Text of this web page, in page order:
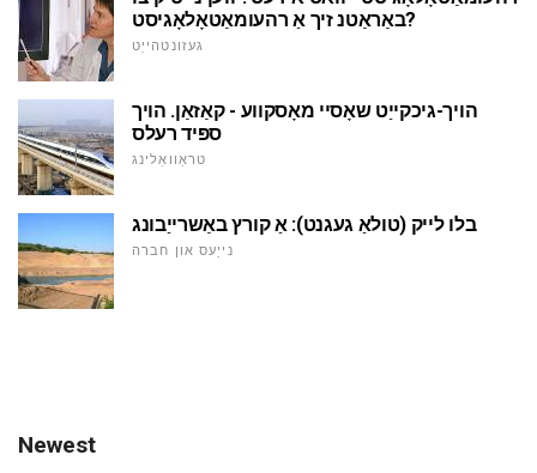
באַראַטנ זיך אַ רהעומאַטאָלאָגיסט?
געזונטהייַט
הויך-גיכקייַט שאָסיי מאָסקווע - קאַזאַן. הויך
ספּיד רעלס
טראַוואַלינג
בלו לייק (טולאַ געגנט): אַ קורץ באַשרייַבונג
נייַעס און חברה
Newest